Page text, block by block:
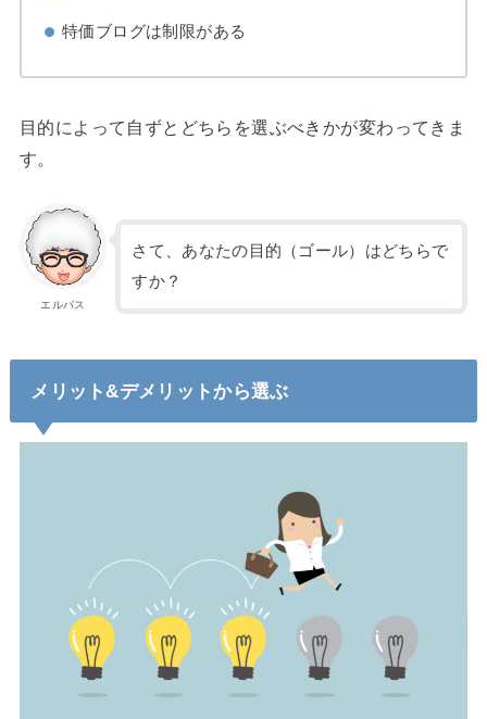
特価ブログは制限がある
目的によって自ずとどちらを選ぶべきかが変わってきま
す。
エルバス
さて、あなたの目的（ゴール）はどちらで
すか？
メリット&デメリットから選ぶ